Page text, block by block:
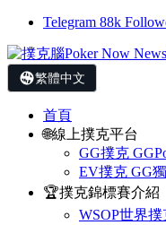
Telegram 88k
繁體中文
首頁
🌐線上撲克平台
GG撲克
EV撲克 GG
🏆撲克錦標賽介紹
WSOP世界